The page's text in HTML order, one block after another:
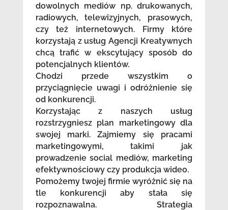
dowolnych mediów np. drukowanych,
radiowych, telewizyjnych, prasowych,
czy też internetowych. Firmy które
korzystają z usług Agencji Kreatywnych
chcą trafić w ekscytujący sposób do
potencjalnych klientów.
Chodzi przede wszystkim o
przyciągnięcie uwagi i odróżnienie się
od konkurencji.
Korzystając z naszych usług
rozstrzygniesz plan marketingowy dla
swojej marki. Zajmiemy się pracami
marketingowymi, takimi jak
prowadzenie social mediów, marketing
efektywnościowy czy produkcja wideo.
Pomożemy twojej firmie wyróżnić się na
tle konkurencji aby stała się
rozpoznawalna. Strategia